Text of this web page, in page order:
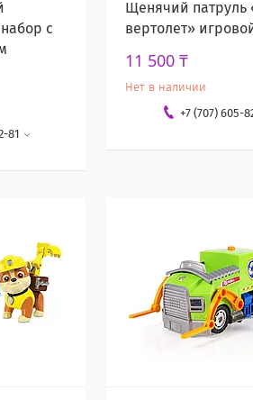
с
81
Щенячий патруль
вертолет»
11 500 ₸
Нет в наличии
+7 (707) 605-